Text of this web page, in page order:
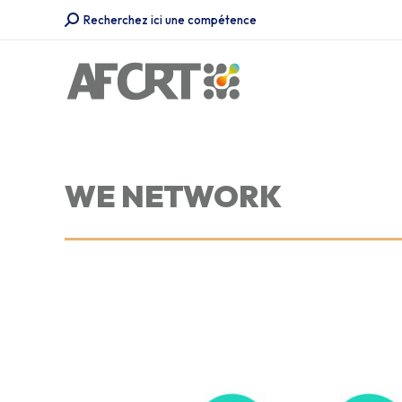
Recherche
Recherchez ici une compétence
WE NETWORK